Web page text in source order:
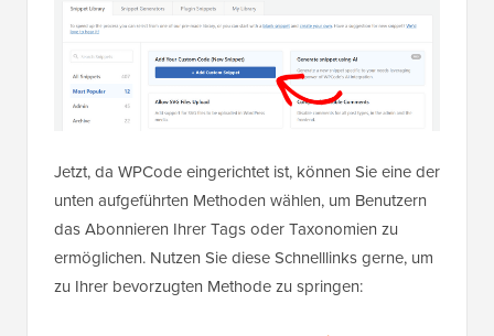
Jetzt, da WPCode eingerichtet ist, können Sie eine der
unten aufgeführten Methoden wählen, um Benutzern
das Abonnieren Ihrer Tags oder Taxonomien zu
ermöglichen. Nutzen Sie diese Schnelllinks gerne, um
zu Ihrer bevorzugten Methode zu springen: